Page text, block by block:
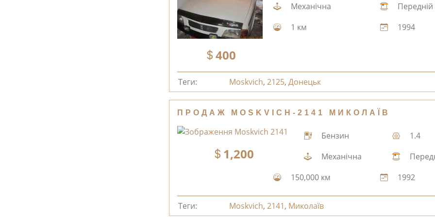
400
Механічна
Передній
1 км
1994
Теги: Moskvich,2125,Донецьк
ПРОДАЖ MOSKVICH-2141 МИКОЛАЇВ
1,200
Бензин
1.4
Механічна
150,000 км
1992
Теги: Moskvich,2141, Миколаїв